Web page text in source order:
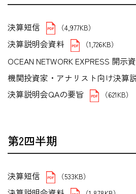
決算短信 （4,977KB）
決算説明会資料 （1,726KB）
OCEAN NETWORK EXPRESS 開示
機関投資家・アナリスト向け決算
決算説明会QAの要旨
（621KB）
第2四半期
決算短信 （533KB）